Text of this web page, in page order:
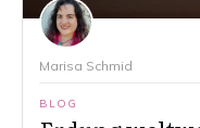
Marisa Schmid
BLOG